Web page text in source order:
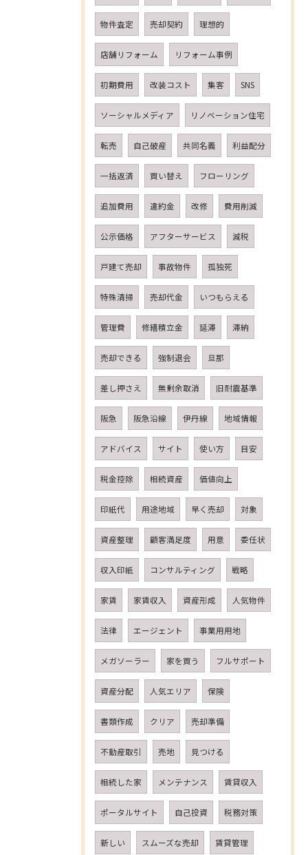
物件査定 売却契約 理想的
店舗リフォーム リフォーム事例
初期費用 改装コスト 集客 SNS
ソーシャルメディア リノベーション住宅
転売 自己破産 共同名義 利益配分
一括返済 買い替え フローリング
追加費用 違約金 改修 費用削減
公示価格 アフターサービス 減税
戸建て売却 事故物件 孤独死
特殊清掃 売却代金 いつもらえる
管理費 修繕積立金 延滞 滞納
売却できる 強制退会 旦那
差し押さえ 無剰余取消 旧耐震基準
阪急 阪急沿線 伊丹線 地域情報
アドバイス サイト 使い方 目安
税金控除 相続資産 価値向上
印紙代 用途地域 早く売却 対象
資産整理 顧客満足度 用意 委任状
収入印紙 コンサルティング 戦略
家賃 家賃収入 資産形成 人気物件
法律 エージェント 事業用用地
メガソーラー 家を買う フルサポート
資産分配 人気エリア 保険
書類作成 クリア 売却準備
不動産取引 売地 見つける
相続した家 メンテナンス 賃貸収入
ポータルサイト 自己投資 税務対策
新しい スムーズな売却 賃貸管理